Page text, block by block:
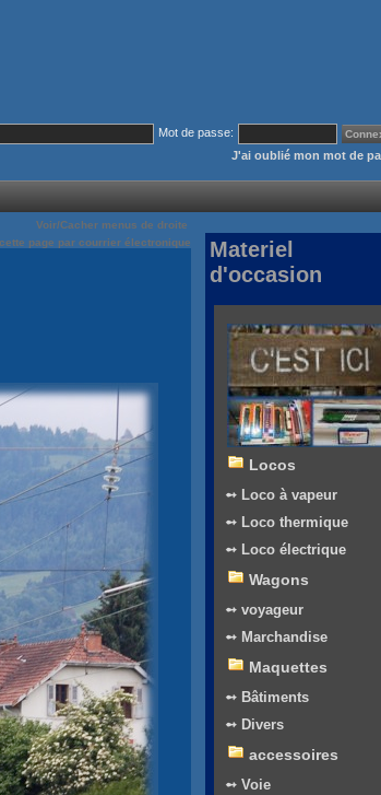
Mot de passe:
J'ai oublié mon mot de
Voir/Cacher menus de droite
page par courrier électronique
Materiel
d'occasion
Locos
➻ Loco à vapeur
➻ Loco thermique
➻ Loco électrique
Wagons
➻ voyageur
➻ Marchandise
Maquettes
➻ Bâtiments
➻ Divers
accessoires
➻ Voie